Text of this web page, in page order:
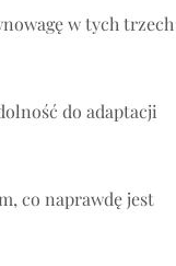
w tych trzech
do adaptacji
co naprawdę jest